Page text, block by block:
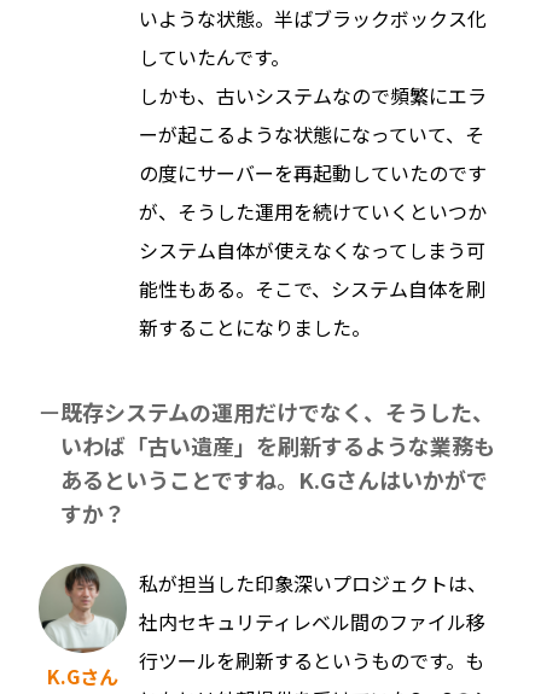
いような状態。半ばブラックボックス化
していたんです。
しかも、古いシステムなので頻繁にエラ
ーが起こるような状態になっていて、そ
の度にサーバーを再起動していたのです
が、そうした運用を続けていくといつか
システム自体が使えなくなってしまう可
能性もある。そこで、システム自体を刷
新することになりました。
既存システムの運用だけでなく、そうした、
いわば「古い遺産」を刷新するような業務も
あるということですね。K.Gさんはいかがで
すか？
K.Gさん
私が担当した印象深いプロジェクトは、
社内セキュリティレベル間のファイル移
行ツールを刷新するというものです。も